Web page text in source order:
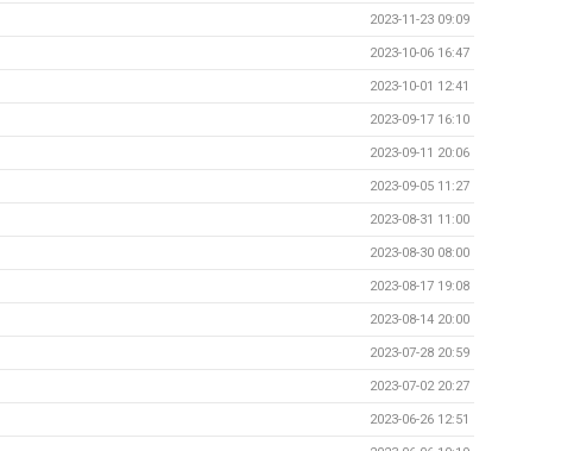
2023-11-23 09:09
2023-10-06 16:47
2023-10-01 12:41
2023-09-17 16:10
2023-09-11 20:06
2023-09-05 11:27
2023-08-31 11:00
2023-08-30 08:00
2023-08-17 19:08
2023-08-14 20:00
2023-07-28 20:59
2023-07-02 20:27
2023-06-26 12:51